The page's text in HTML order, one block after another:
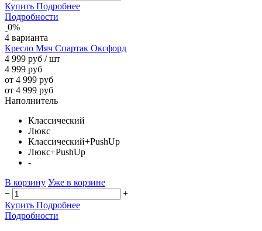
Купить Подробнее
Подробности
0%
4 варианта
Кресло Мяч Спартак Оксфорд
4 999 руб / шт
4 999 руб
от 4 999 руб
от 4 999 руб
Наполнитель
Классический
Люкс
Классический+PushUp
Люкс+PushUp
-
В корзину Уже в корзине
−
+
Купить Подробнее
Подробности